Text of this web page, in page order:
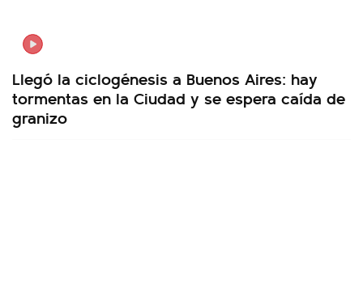
Llegó la ciclogénesis a Buenos Aires: hay
tormentas en la Ciudad y se espera caída de
granizo